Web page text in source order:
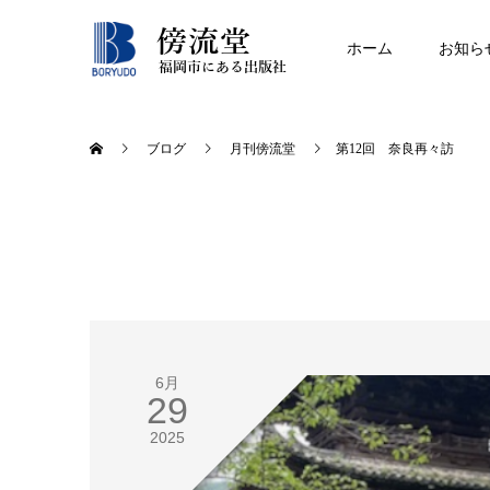
ホーム お知ら
ブログ 月刊傍流堂 第12回 奈良再々訪
6月
29
2025